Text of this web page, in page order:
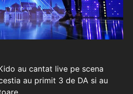
au cantat live pe scena
au primit 3 de DA si au